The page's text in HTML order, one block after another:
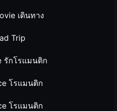
เดินทาง
Trip
รักโรแมนติก
โรแมนติก
โรแมนติก